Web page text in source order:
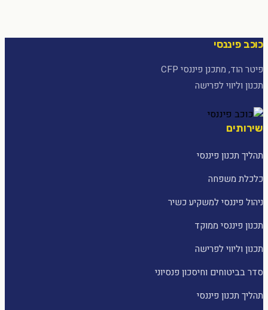
כוכב פיננסי
פיטר הוד, מתכנן פיננסי CFP
תכנון וליווי לפרישה
שירותים
תהליך תכנון פיננסי
כלכלת משפחה
ניהול פיננסי למשקיע כשיר
תכנון פיננסי ממוקד
תכנון וליווי לפרישה
סדר בביטוחים וחיסכון פנסיוני
תהליך תכנון פיננסי